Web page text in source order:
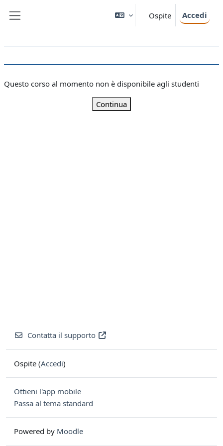
Ospite Accedi
Questo corso al momento non è disponibile agli studenti
Continua
Contatta il supporto
Ospite (Accedi)
Ottieni l'app mobile
Passa al tema standard
Powered by Moodle